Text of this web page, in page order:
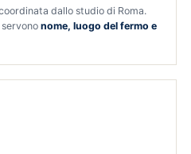
dallo studio di Roma.
nome, luogo del fermo e